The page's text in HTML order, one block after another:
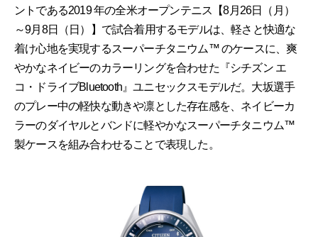
ントである2019 年の全米オープンテニス【8月26日（月）
～9月8日（日）】で試合着用するモデルは、軽さと快適な
着け心地を実現するスーパーチタニウム™ のケースに、爽
やかなネイビーのカラーリングを合わせた『シチズン エ
コ・ドライブBluetooth』ユニセックスモデルだ。大坂選手
のプレー中の軽快な動きや凛とした存在感を、ネイビーカ
ラーのダイヤルとバンドに軽やかなスーパーチタニウム™
製ケースを組み合わせることで表現した。